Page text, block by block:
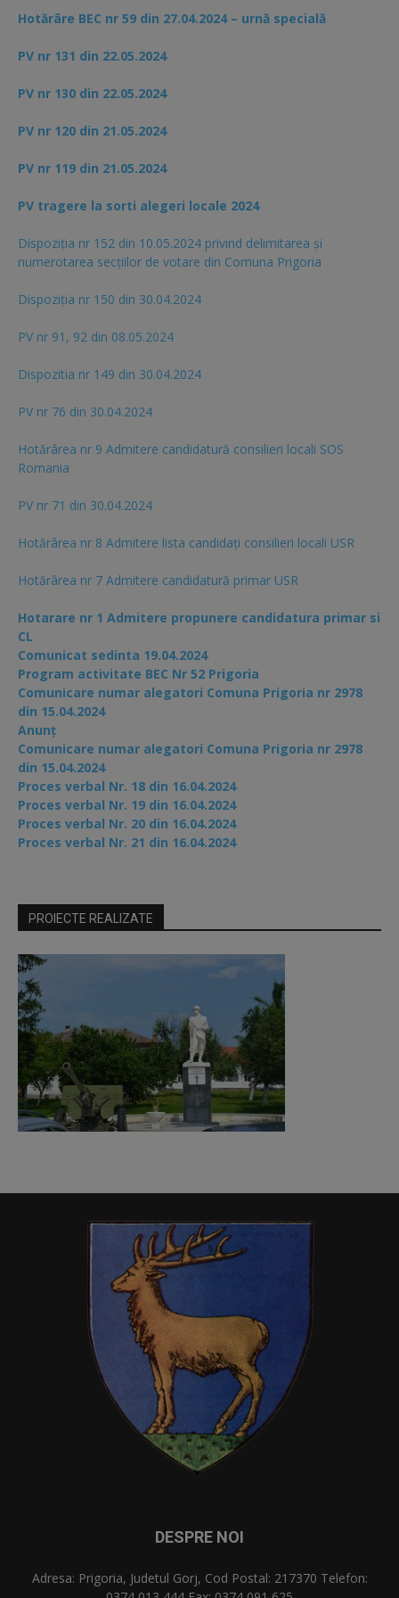
Hotărâre BEC nr 59 din 27.04.2024 – urnă specială
PV nr 131 din 22.05.2024
PV nr 130 din 22.05.2024
PV nr 120 din 21.05.2024
PV nr 119 din 21.05.2024
PV tragere la sorti alegeri locale 2024
Dispoziția nr 152 din 10.05.2024 privind delimitarea și
numerotarea secțiilor de votare din Comuna Prigoria
Dispoziția nr 150 din 30.04.2024
PV nr 91, 92 din 08.05.2024
Dispozitia nr 149 din 30.04.2024
PV nr 76 din 30.04.2024
Hotărârea nr 9 Admitere candidatură consilieri locali SOS
Romania
PV nr 71 din 30.04.2024
Hotărârea nr 8 Admitere lista candidaţi consilieri locali USR
Hotărârea nr 7 Admitere candidatură primar USR
Hotarare nr 1 Admitere propunere candidatura primar si
CL
Comunicat sedinta 19.04.2024
Program activitate BEC Nr 52 Prigoria
Comunicare numar alegatori Comuna Prigoria nr 2978
din 15.04.2024
Anunț
Comunicare numar alegatori Comuna Prigoria nr 2978
din 15.04.2024
Proces verbal Nr. 18 din 16.04.2024
Proces verbal Nr. 19 din 16.04.2024
Proces verbal Nr. 20 din 16.04.2024
Proces verbal Nr. 21 din 16.04.2024
PROIECTE REALIZATE
DESPRE NOI
Adresa: Prigoria, Judetul Gorj, Cod Postal: 217370 Telefon: